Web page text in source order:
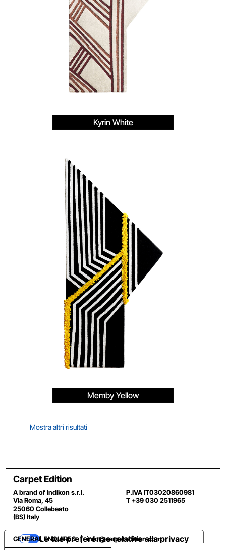
Kyrin White
Memby Yellow
Mostra altri risultati
Carpet Edition
A brand of Indikon s.r.l.
Via Roma, 45
25060 Collebeato
(BS) Italy
P.IVA IT03020860981
T +39 030 2511965
GENERAL ENQUIRES |info@carpetedition.com
Le tue preferenze relative alla privacy